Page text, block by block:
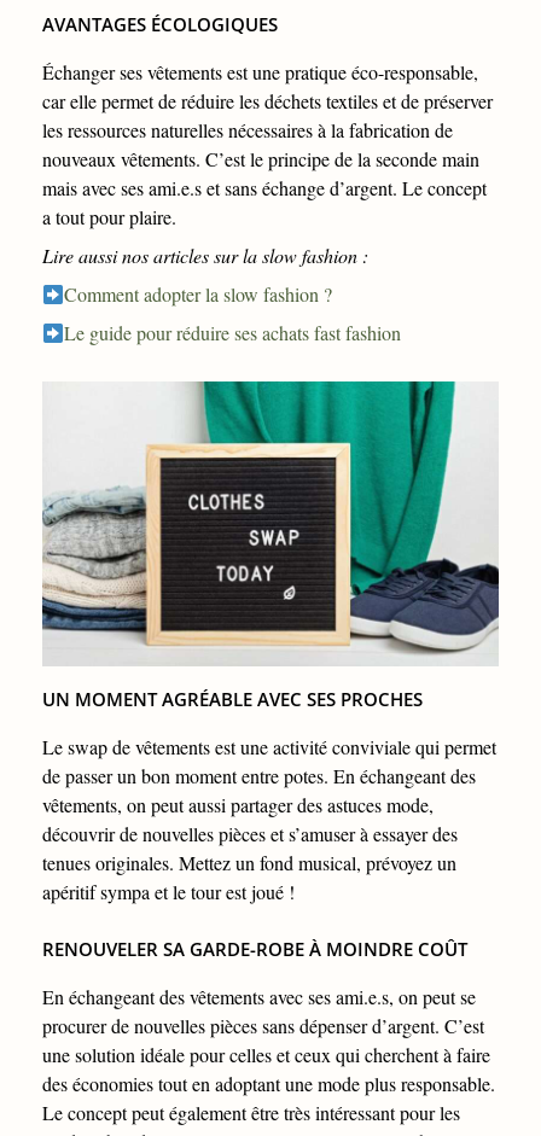
AVANTAGES ÉCOLOGIQUES
Échanger ses vêtements est une pratique éco-responsable,
car elle permet de réduire les déchets textiles et de préserver
les ressources naturelles nécessaires à la fabrication de
nouveaux vêtements. C’est le principe de la seconde main
mais avec ses ami.e.s et sans échange d’argent. Le concept
a tout pour plaire.
Lire aussi nos articles sur la slow fashion :
Comment adopter la slow fashion ?
Le guide pour réduire ses achats fast fashion
UN MOMENT AGRÉABLE AVEC SES PROCHES
Le swap de vêtements est une activité conviviale qui permet
de passer un bon moment entre potes. En échangeant des
vêtements, on peut aussi partager des astuces mode,
découvrir de nouvelles pièces et s’amuser à essayer des
tenues originales. Mettez un fond musical, prévoyez un
apéritif sympa et le tour est joué !
RENOUVELER SA GARDE-ROBE À MOINDRE COÛT
En échangeant des vêtements avec ses ami.e.s, on peut se
procurer de nouvelles pièces sans dépenser d’argent. C’est
une solution idéale pour celles et ceux qui cherchent à faire
des économies tout en adoptant une mode plus responsable.
Le concept peut également être très intéressant pour les